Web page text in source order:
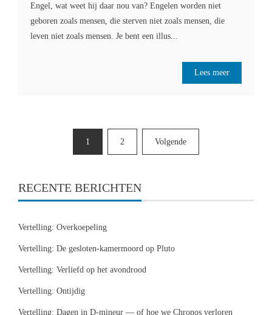
Engel, wat weet hij daar nou van? Engelen worden niet
geboren zoals mensen, die sterven niet zoals mensen, die
leven niet zoals mensen. Je bent een illus...
Lees meer
Berichten
paginering
1 2 Volgende
RECENTE BERICHTEN
Vertelling: Overkoepeling
Vertelling: De gesloten-kamermoord op Pluto
Vertelling: Verliefd op het avondrood
Vertelling: Ontijdig
Vertelling: Dagen in D-mineur — of hoe we Chronos verloren